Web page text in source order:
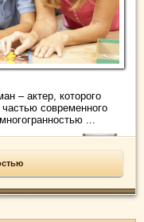
– актер, которого
современного
...